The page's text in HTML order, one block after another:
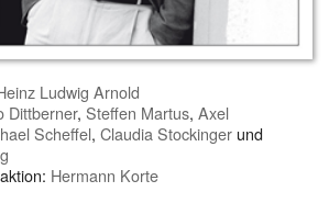
Ludwig Arnold
Dittberner, Steffen Martus, Axel
Scheffel, Claudia Stockinger und
Hermann Korte